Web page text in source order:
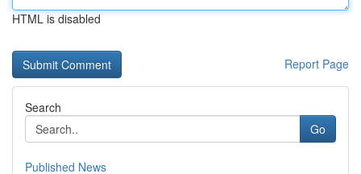
HTML is disabled
Report Page
Search
Go
Published News